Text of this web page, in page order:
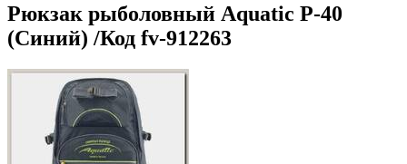
Рюкзак рыболовный Aquatic Р-40
(Синий) /Код fv-912263